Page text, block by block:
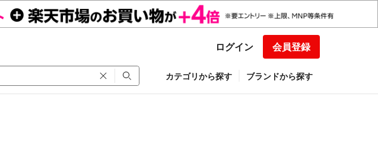
ログイン 会員登録
カテゴリから探す ブランドから探す